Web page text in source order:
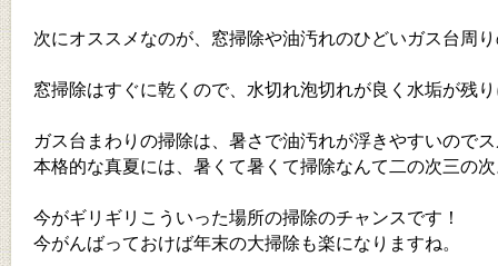
次にオススメなのが、窓掃除や油汚れのひどいガス台周
窓掃除はすぐに乾くので、水切れ泡切れが良く水垢が残
ガス台まわりの掃除は、暑さで油汚れが浮きやすいので
本格的な真夏には、暑くて暑くて掃除なんて二の次三の
今がギリギリこういった場所の掃除のチャンスです！
今がんばっておけば年末の大掃除も楽になりますね。